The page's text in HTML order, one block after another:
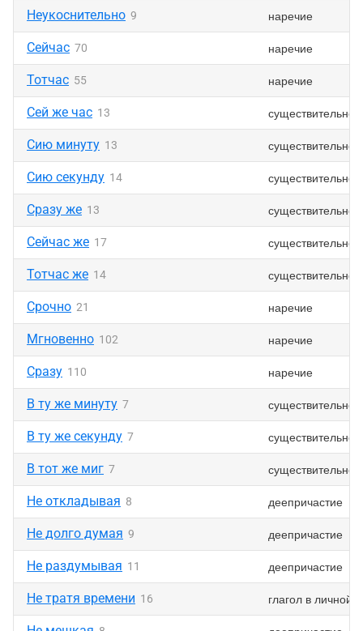
Неукоснительно 9 наречие
Сейчас 70 наречие
Тотчас 55 наречие
Сей же час 13 существительное
Сию минуту 13 существительное
Сию секунду 14 существительное
Сразу же 13 существительное
Сейчас же 17 существительное
Тотчас же 14 существительное
Срочно 21 наречие
Мгновенно 102 наречие
Сразу 110 наречие
В ту же минуту 7 существительное
В ту же секунду 7 существительное
В тот же миг 7 существительное
Не откладывая 8 деепричастие
Не долго думая 9 деепричастие
Не раздумывая 11 деепричастие
Не тратя времени 16 глагол в личной